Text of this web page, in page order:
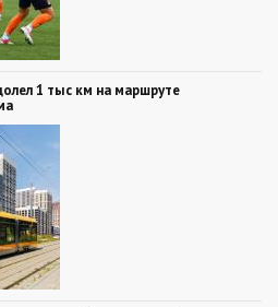
1 тыс км на маршруте